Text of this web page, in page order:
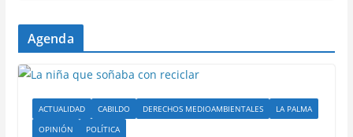
Agenda
ACTUALIDAD CABILDO DERECHOS MEDIOAMBIENTALES
LA PALMA
OPINIÓN
POLÍTICA